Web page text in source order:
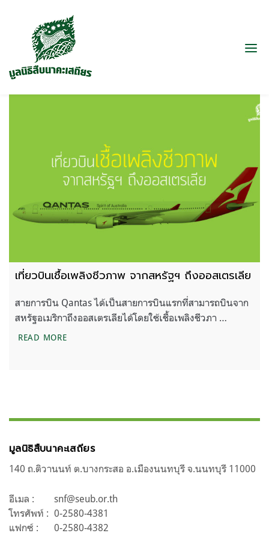
เที่ยวบินเชื้อเพลิงชีวภาพ จากสหรัฐฯ ถึงออสเตรเลีย
สายการบิน Qantas ได้เป็นสายการบินแรกที่สามารถบินจาก
สหรัฐอเมริกาถึงออสเตรเลียได้โดยใช้เชื้อเพลิงชีวภา …
READ MOREเที่ยวบินเชื้อเพลิงชีวภาพ จากสหรัฐฯ ถึงออสเตรเลีย
มูลนิธิสืบนาคะเสถียร
140 ถ.ติวานนท์ ต.บางกระสอ อ.เมืองนนทบุรี จ.นนทบุรี 11000
อีเมล :
snf@seub.or.th
โทรศัพท์ : 0-2580-4381
แฟกซ์ :
0-2580-4382